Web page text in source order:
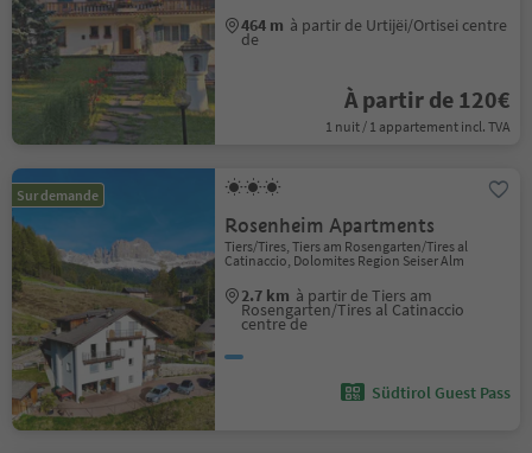
464 m à partir de Urtijëi/Ortisei centre
de
À partir de 120€
1 nuit / 1 appartement incl. TVA
Sur demande
Rosenheim Apartments
Tiers/Tires, Tiers am Rosengarten/Tires al
Catinaccio, Dolomites Region Seiser Alm
2.7 km à partir de Tiers am
Rosengarten/Tires al Catinaccio
centre de
Südtirol Guest Pass